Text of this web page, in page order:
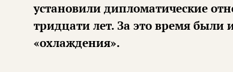
установили дипломатические
тридцати лет. За это время
«охлаждения».